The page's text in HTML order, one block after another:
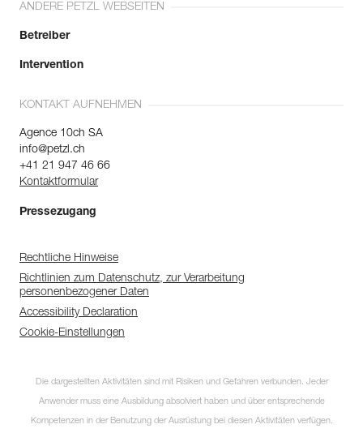
ANDERE PETZL WEBSEITEN
Betreiber
Intervention
KONTAKT AUFNEHMEN
Agence 10ch SA
info@petzl.ch
+41 21 947 46 66
Kontaktformular
Pressezugang
Rechtliche Hinweise
Richtlinien zum Datenschutz, zur Verarbeitung
personenbezogener Daten
Accessibility Declaration
Cookie-Einstellungen
Die dargestellten Aktivitäten sind mit Risiken und Gefahren verbunden. Jeder
Anwender muss eine Ausbildung absolviert haben und über entsprechende
Kompetenzen in der Benutzung der Ausrüstung bei diesen Aktivitäten verfügen.